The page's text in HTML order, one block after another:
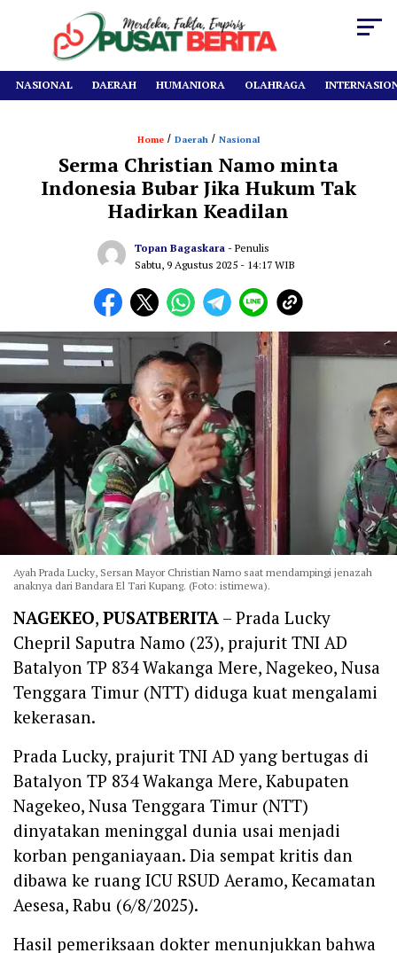
NASIONAL DAERAH HUMANIORA OLAHRAGA
Home / Daerah / Nasional
Serma Christian Namo minta
Indonesia Bubar Jika Hukum Tak
Hadirkan Keadilan
Topan Bagaskara - Penulis
Sabtu, 9 Agustus 2025 - 14:17 WIB
Ayah Prada Lucky, Sersan Mayor Christian Namo saat mendampingi jenazah
anaknya dari Bandara El Tari Kupang. (Foto: istimewa).
NAGEKEO, PUSATBERITA – Prada Lucky
Chepril Saputra Namo (23), prajurit TNI AD
Batalyon TP 834 Wakanga Mere, Nagekeo, Nusa
Tenggara Timur (NTT) diduga kuat mengalami
kekerasan.
‎Prada Lucky, prajurit TNI AD yang bertugas di
Batalyon TP 834 Wakanga Mere, Kabupaten
Nagekeo, Nusa Tenggara Timur (NTT)
dinyatakan meninggal dunia usai menjadi
korban penganiayaan. Dia sempat kritis dan
dibawa ke ruang ICU RSUD Aeramo, Kecamatan
Aesesa, Rabu (6/8/2025).
‎Hasil pemeriksaan dokter menunjukkan bahwa